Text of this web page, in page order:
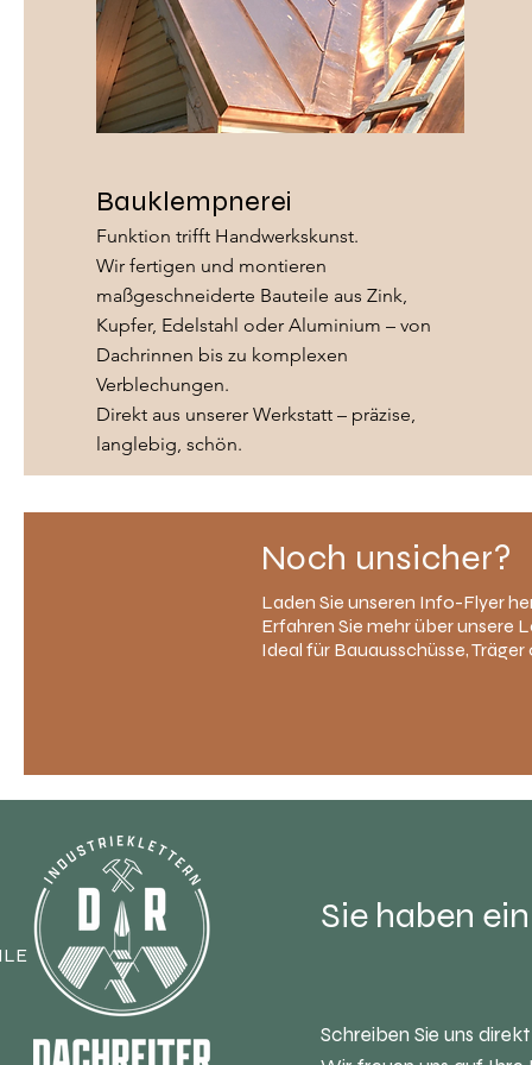
Bauklempnerei
Funktion trifft Handwerkskunst.
Wir fertigen und montieren
maßgeschneiderte Bauteile aus Zink,
Kupfer, Edelstahl oder Aluminium – von
Dachrinnen bis zu komplexen
Verblechungen.
Direkt aus unserer Werkstatt – präzise,
langlebig, schön.
Noch unsicher?
Laden Sie unseren Info-Flyer
Erfahren Sie mehr über unsere
Ideal für Bauausschüsse,
Sie haben
Schreiben Sie uns